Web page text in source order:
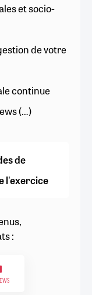
et socio-
de votre
continue
(…)
de
l'exercice
: